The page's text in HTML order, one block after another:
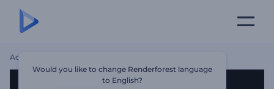
Accueil
Would you like to change Renderforest language
to English?